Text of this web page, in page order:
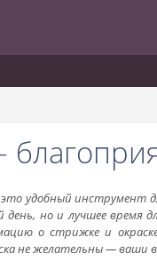
удобный инструмент
но и лучшее время
о стрижке и
не желательны — ваши